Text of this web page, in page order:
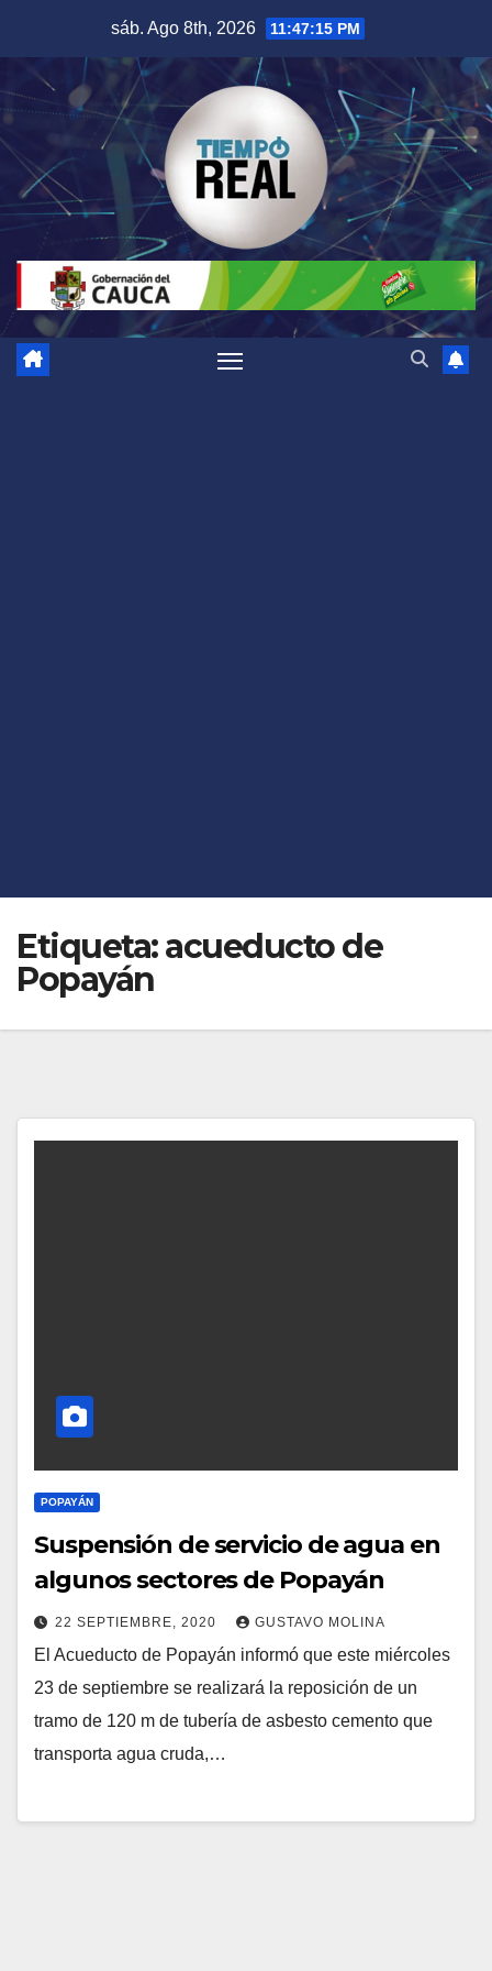
contenido
sáb. Ago 8th, 2026 11:47:15 PM
Etiqueta:acueducto de
Popayán
POPAYÁN
Suspensión de servicio de agua en
algunos sectores de Popayán
22 SEPTIEMBRE, 2020 GUSTAVO MOLINA
El Acueducto de Popayán informó que este miércoles
23 de septiembre se realizará la reposición de un
tramo de 120 m de tubería de asbesto cemento que
transporta agua cruda,…